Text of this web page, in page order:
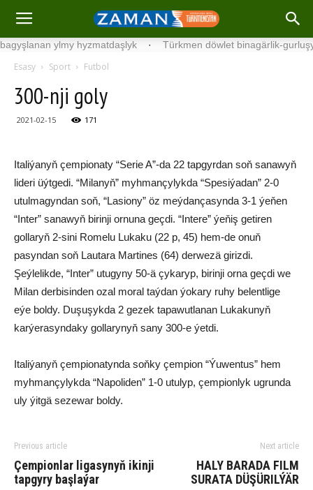
ylmy hyzmatdaşlyk · Türkmen döwlet binagärlik-gurluşyk
Esasy Sport Futbol
300-nji goly
2021-02-15 171
Italiýanyň çempionaty “Serie A”-da 22 tapgyrdan soň sanawyň
lideri üýtgedi. “Milanyň” myhmançylykda “Spesiýadan” 2-0
utulmagyndan soň, “Lasiony” öz meýdançasynda 3-1 ýeňen
“Inter” sanawyň birinji ornuna geçdi. “Intere” ýeňiş getiren
gollaryň 2-sini Romelu Lukaku (22 p, 45) hem-de onuň
pasyndan soň Lautara Martines (64) derwezä girizdi.
Şeýlelikde, “Inter” utugyny 50-ä çykaryp, birinji orna geçdi we
Milan derbisinden ozal moral taýdan ýokary ruhy belentlige
eýe boldy. Duşuşykda 2 gezek tapawutlanan Lukakunyň
karýerasyndaky gollarynyň sany 300-e ýetdi.
Italiýanyň çempionatynda soňky çempion “Ýuwentus” hem
myhmançylykda “Napoliden” 1-0 utulyp, çempionlyk ugrunda
uly ýitgä sezewar boldy.
Previous article
Çempionlar ligasynyň ikinji
tapgyry başlaýar
Next article
HALY BARADA FILM
SURATA DÜŞÜRILÝÄR